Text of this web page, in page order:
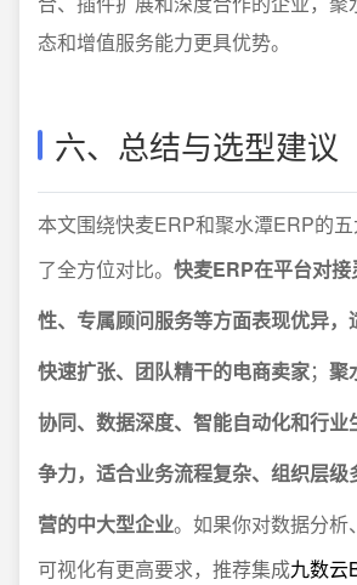
态和增值服务能力更具优势。
六、总结与选型建议
本文围绕快麦ERP和聚水潭ERP的
了全方位对比。 快麦ERP在平台对
性、专属顾问服务等方面表现优异，
快速扩张、团队精干的电商卖家； 聚
协同、数据深度、智能自动化和行业
争力，适合业务流程复杂、组织层级
营的中大型企业。如果你对数据分析
可视化有更高要求，推荐集成九数云